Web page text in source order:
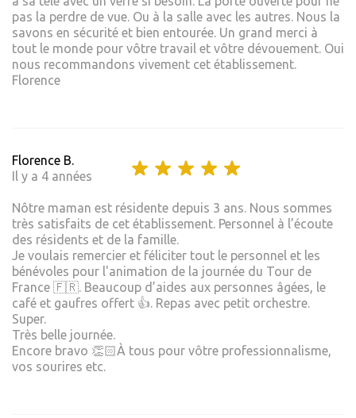
pas la perdre de vue. Ou à la salle avec les autres. Nous la
savons en sécurité et bien entourée. Un grand merci à
tout le monde pour vôtre travail et vôtre dévouement. Oui
nous recommandons vivement cet établissement.
Florence
Florence B.
Il y a 4 années
Nôtre maman est résidente depuis 3 ans. Nous sommes
très satisfaits de cet établissement. Personnel à l’écoute
des résidents et de la famille.
Je voulais remercier et féliciter tout le personnel et les
bénévoles pour l'animation de la journée du Tour de
France 🇫🇷. Beaucoup d’aides aux personnes âgées, le
café et gaufres offert 👍. Repas avec petit orchestre.
Super.
Très belle journée.
Encore bravo 👏🏻À tous pour vôtre professionnalisme,
vos sourires etc.